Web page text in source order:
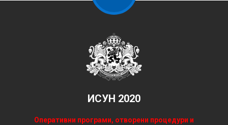
ИСУН 2020
Оперативни програми, отворени процедури и